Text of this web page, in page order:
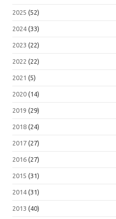
2025 (52)
2024 (33)
2023 (22)
2022 (22)
2021 (5)
2020 (14)
2019 (29)
2018 (24)
2017 (27)
2016 (27)
2015 (31)
2014 (31)
2013 (40)